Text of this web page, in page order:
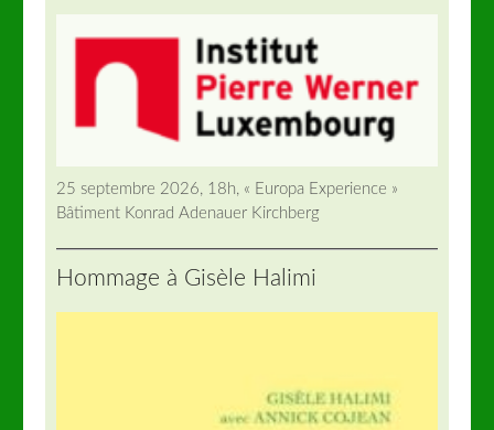
25 septembre 2026, 18h, « Europa Experience »
Bâtiment Konrad Adenauer Kirchberg
Hommage à Gisèle Halimi